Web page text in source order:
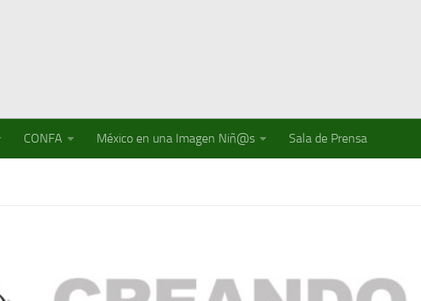
CONFA México en una Imagen Niñ@s Sala de Prensa